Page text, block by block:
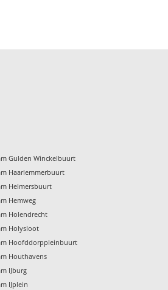
Gulden Winckelbuurt
Haarlemmerbuurt
Helmersbuurt
Hemweg
Holendrecht
Holysloot
Hoofddorppleinbuurt
Houthavens
IJburg
IJplein